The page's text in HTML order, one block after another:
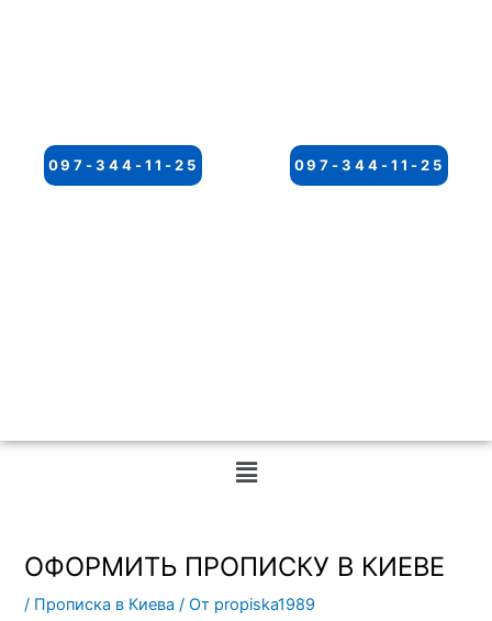
097-344-11-25 097-344-11-25
Меню
ОФОРМИТЬ ПРОПИСКУ В КИЕВЕ
/ Прописка в Киева / От propiska1989